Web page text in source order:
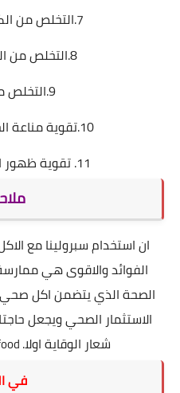
7.التخلص من الكولسترول الضار.
8.التخلص من التهابات الكلى.
9.التخلص من الصداع.
10.تقوية مناعة الجسم من الأمراض.
11. تقوية ظهور الشعر المتساقط.
ان استخدام سبرولينا مع
الفوائد والاقوى هي
الصحة الذي يتضمن اكل صحي
الاستثمار الصحي ويجعل
شعار الوقاية اولا.
في